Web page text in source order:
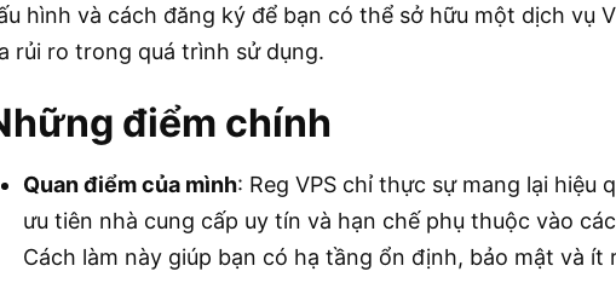
hình và cách đăng ký để bạn có thể sở hữu một dịch vụ
rủi ro trong quá trình sử dụng.
điểm chính
Quan điểm của mình: Reg VPS chỉ thực sự mang lại hiệu
ưu tiên nhà cung cấp uy tín và hạn chế phụ thuộc vào các
Cách làm này giúp bạn có hạ tầng ổn định, bảo mật và ít